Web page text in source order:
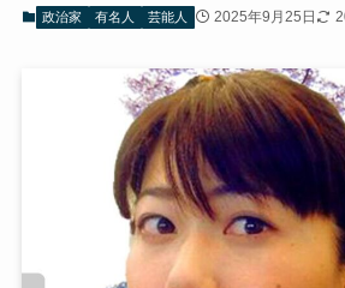
政治家 有名人 芸能人 2025年9月25日